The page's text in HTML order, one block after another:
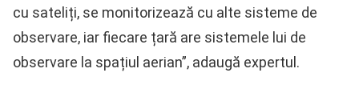
cu sateliți, se monitorizează cu alte sisteme de
observare, iar fiecare țară are sistemele lui de
observare la spațiul aerian”, adaugă expertul.